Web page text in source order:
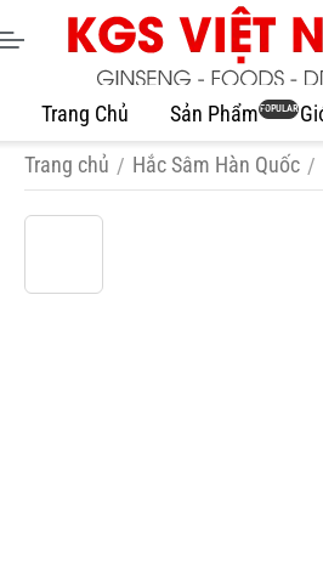
Trang Chủ Sản Phẩm POPULAR
Trang chủ / Hắc Sâm Hàn Quốc /